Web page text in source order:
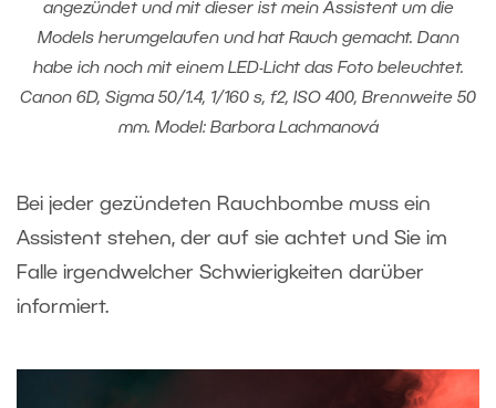
angezündet und mit dieser ist mein Assistent um die
Models herumgelaufen und hat Rauch gemacht. Dann
habe ich noch mit einem LED-Licht das Foto beleuchtet.
Canon 6D, Sigma 50/1.4, 1/160 s, f2, ISO 400, Brennweite 50
mm. Model: Barbora Lachmanová
Bei jeder gezündeten Rauchbombe muss ein
Assistent stehen, der auf sie achtet und Sie im
Falle irgendwelcher Schwierigkeiten darüber
informiert.